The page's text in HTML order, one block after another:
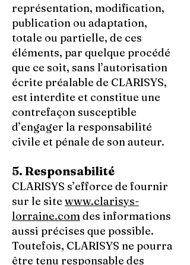
représentation, modification,
publication ou adaptation,
totale ou partielle, de ces
éléments, par quelque procédé
que ce soit, sans l’autorisation
écrite préalable de CLARISYS,
est interdite et constitue une
contrefaçon susceptible
d’engager la responsabilité
civile et pénale de son auteur.
5. Responsabilité
CLARISYS s’efforce de fournir
sur le site www.clarisys-
lorraine.comdes informations
aussi précises que possible.
Toutefois, CLARISYS ne pourra
être tenu responsable des